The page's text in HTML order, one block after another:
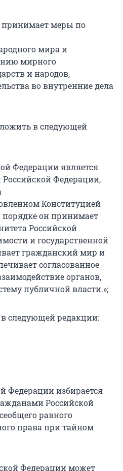
принимает меры по
мира и
мирного
и народов,
во внутренние дела
в следующей
Федерации является
Федерации,
Конституцией
он принимает
Российской
и государственной
гражданский мир и
согласованное
органов,
публичной власти.»;
в следующей редакции:
Федерации избирается
Российской
равного
права при тайном
Федерации может